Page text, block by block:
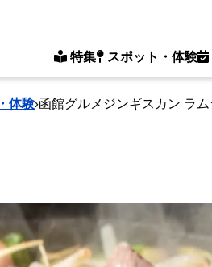
特集 スポット・体験
体験›函館グルメジンギスカン ラ